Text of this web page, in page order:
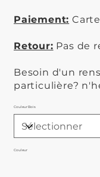
Paiement:
Retour: Pas de
Besoin d'un
particulière?
Couleur Bois
Couleur